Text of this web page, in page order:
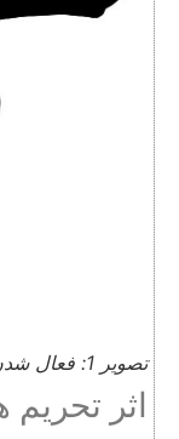
تصویر 1: فعال شدن گسل نفت فروشی
اثر